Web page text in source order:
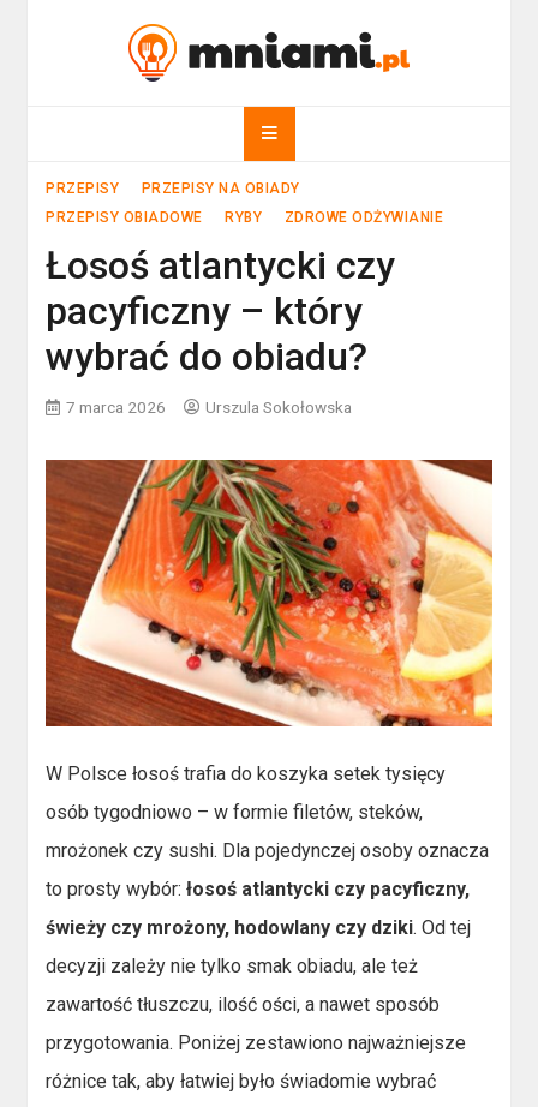
mniami.pl
PRZEPISY
PRZEPISY NA OBIADY
PRZEPISY OBIADOWE
RYBY ZDROWE ODŻYWIANIE
Łosoś atlantycki czy
pacyficzny – który
wybrać do obiadu?
7 marca 2026 Urszula Sokołowska
W Polsce łosoś trafia do koszyka setek tysięcy
osób tygodniowo – w formie filetów, steków,
mrożonek czy sushi. Dla pojedynczej osoby oznacza
to prosty wybór:łosoś atlantycki czy pacyficzny,
świeży czy mrożony, hodowlany czy dziki. Od tej
decyzji zależy nie tylko smak obiadu, ale też
zawartość tłuszczu, ilość ości, a nawet sposób
przygotowania. Poniżej zestawiono najważniejsze
różnice tak, aby łatwiej było świadomie wybrać